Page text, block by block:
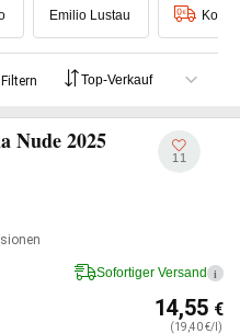
Emilio Lustau
Filtern
Nude 2025
11
Sofortiger Versand i
14,55 €
(19,40 €/l)